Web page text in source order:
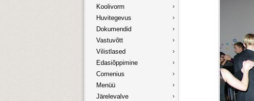
Koolivorm
Huvitegevus
Dokumendid
Vastuvõtt
Vilistlased
Edasiõppimine
Comenius
Menüü
Järelevalve